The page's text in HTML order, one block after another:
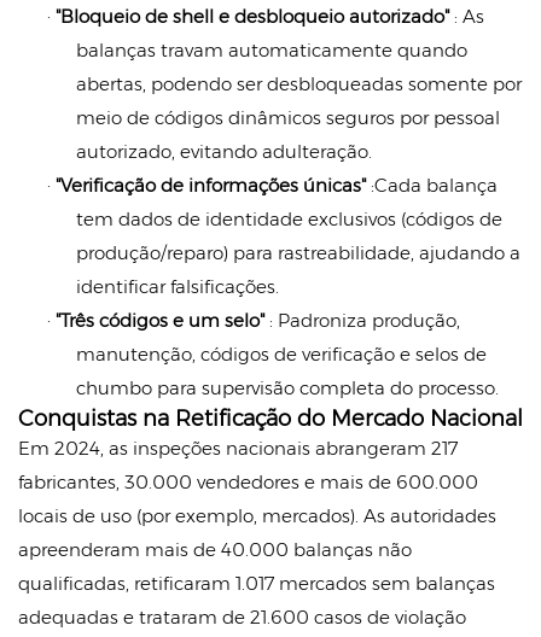
· "Bloqueio de shell e desbloqueio autorizado" : As
balanças travam automaticamente quando
abertas, podendo ser desbloqueadas somente por
meio de códigos dinâmicos seguros por pessoal
autorizado, evitando adulteração.
· "Verificação de informações únicas" :Cada balança
tem dados de identidade exclusivos (códigos de
produção/reparo) para rastreabilidade, ajudando a
identificar falsificações.
· "Três códigos e um selo" : Padroniza produção,
manutenção, códigos de verificação e selos de
chumbo para supervisão completa do processo.
Conquistas na Retificação do Mercado Nacional
Em 2024, as inspeções nacionais abrangeram 217
fabricantes, 30.000 vendedores e mais de 600.000
locais de uso (por exemplo, mercados). As autoridades
apreenderam mais de 40.000 balanças não
qualificadas, retificaram 1.017 mercados sem balanças
adequadas e trataram de 21.600 casos de violação